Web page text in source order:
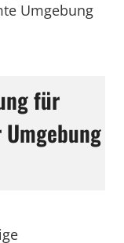
Umgebung
für